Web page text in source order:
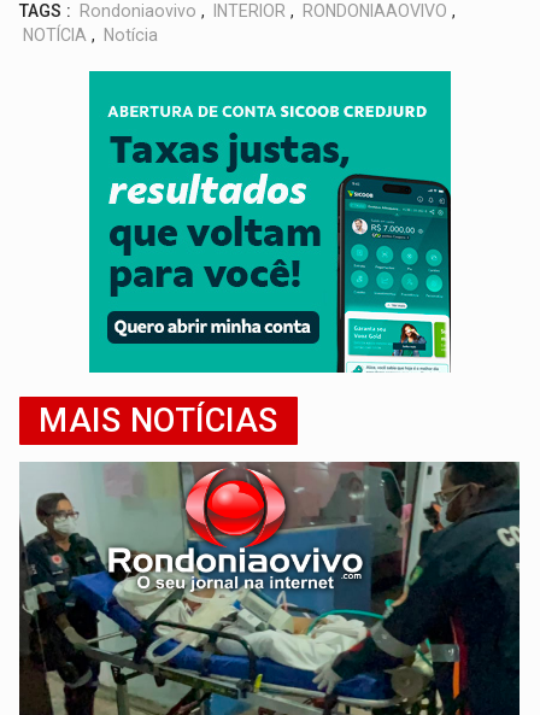
TAGS : Rondoniaovivo , INTERIOR , RONDONIAAOVIVO ,
NOTÍCIA , Notícia
MAIS NOTÍCIAS